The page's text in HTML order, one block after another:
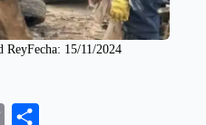
ReyFecha: 15/11/2024
Copy